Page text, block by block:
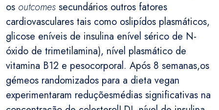
os outcomes secundários outros fatores
cardiovasculares tais como oslipídos plasmáticos,
glicose eníveis de insulina enível sérico de N-
óxido de trimetilamina), nível plasmático de
vitamina B12 e pesocorporal. Após 8 semanas,os
gémeos randomizados para a dieta vegan
experimentaram reduçõesmédias significativas na